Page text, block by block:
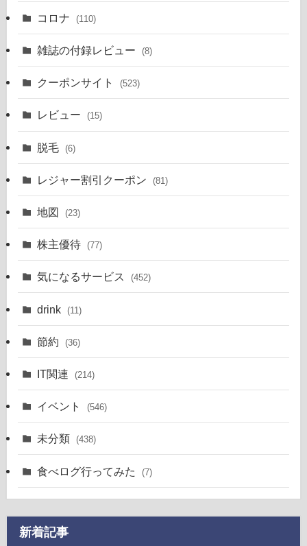
コロナ (110)
雑誌の付録レビュー (8)
クーポンサイト (523)
レビュー (15)
脱毛 (6)
レジャー割引クーポン (81)
地図 (23)
株主優待 (77)
気になるサービス (452)
drink (11)
節約 (36)
IT関連 (214)
イベント (546)
未分類 (438)
食べログ行ってみた (7)
新着記事